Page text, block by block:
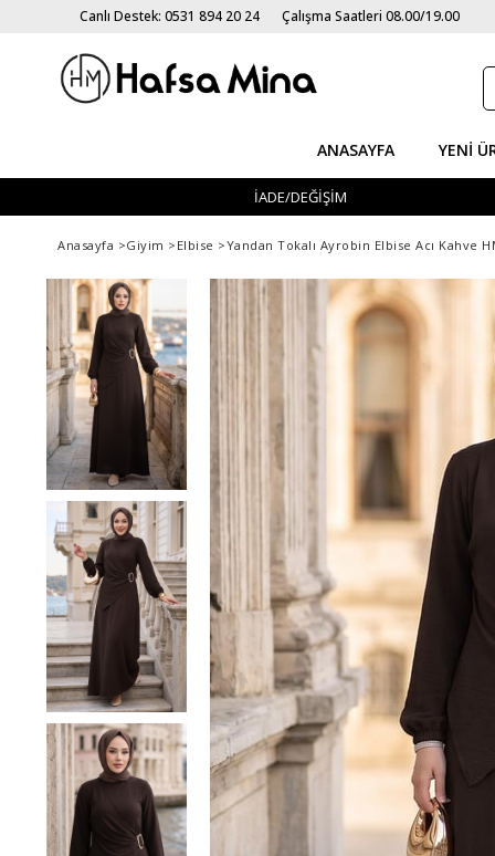
Canlı Destek: 0531 894 20 24 Çalışma Saatleri 08.00/19.00
ANASAYFA YENI
İADE/DEĞİŞİM
Anasayfa >Giyim > Elbise >Yandan Tokalı Ayrobin Elbise Acı Kahve